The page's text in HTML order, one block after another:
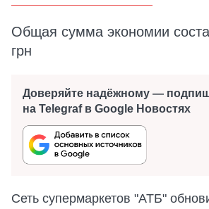
Общая сумма экономии
грн
Доверяйте надёжному —
на Telegraf в Google Новостях
Сеть супермаркетов "АТБ"